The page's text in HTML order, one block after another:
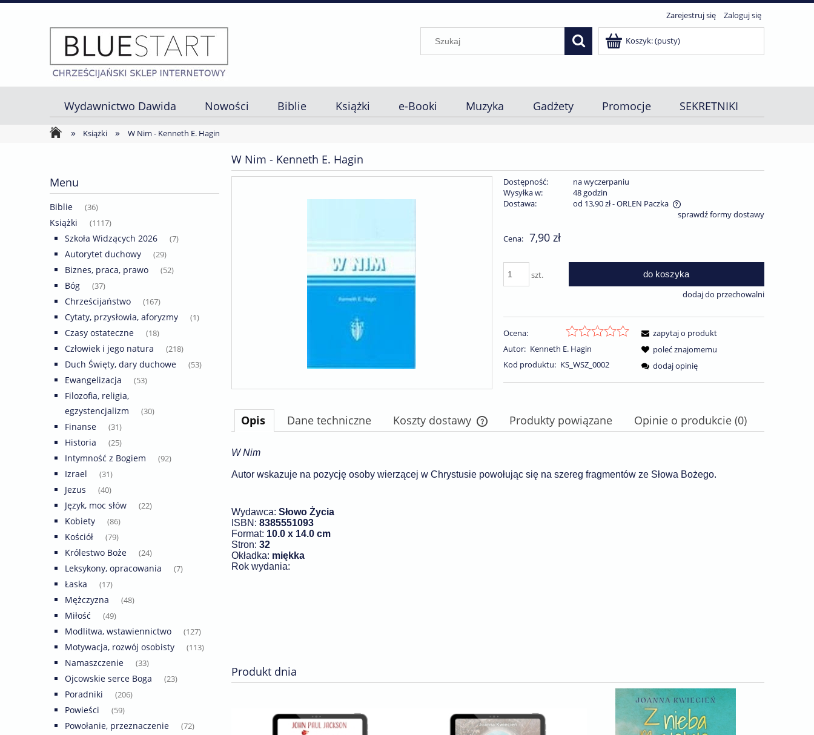
Zarejestruj się Zaloguj się
Koszyk:(pusty)
Wydawnictwo Dawida Nowości Biblie Książki e-Booki Muzyka Gadżety Promocje
SEKRETNIKI
Strona główna
» Książki » W Nim - Kenneth E. Hagin
Menu
Biblie (36)
Książki (1117)
Szkoła Widzących 2026 (7)
Autorytet duchowy (29)
Biznes, praca, prawo (52)
Bóg (37)
Chrześcijaństwo (167)
Cytaty, przysłowia, aforyzmy (1)
Czasy ostateczne (18)
Człowiek i jego natura (218)
Duch Święty, dary duchowe (53)
Ewangelizacja (53)
Filozofia, religia,
egzystencjalizm
(30)
Finanse (31)
Historia (25)
Intymność z Bogiem (92)
Izrael (31)
Jezus (40)
Język, moc słów (22)
Kobiety (86)
Kościół (79)
Królestwo Boże (24)
Leksykony, opracowania (7)
Łaska (17)
Mężczyzna (48)
Miłość (49)
Modlitwa, wstawiennictwo (127)
Motywacja, rozwój osobisty (113)
Namaszczenie (33)
Ojcowskie serce Boga (23)
Poradniki (206)
Powieści (59)
Powołanie, przeznaczenie (72)
W Nim - Kenneth E. Hagin
Dostępność:
na wyczerpaniu
Wysyłka w:
48 godzin
Dostawa:
od 13,90 zł- ORLEN Paczka
płatności
sprawdź formy dostawy
Cena: 7,90 zł
szt. do koszyka
dodaj do przechowalni
Ocena:
Autor: Kenneth E. Hagin
Kod produktu: KS_WSZ_0002
zapytaj o produkt
poleć znajomemu
dodaj opinię
Opis Dane techniczne Koszty dostawy Produkty powiązane Opinie o produkcie (0)
W Nim
Autor wskazuje na pozycję osoby wierzącej w Chrystusie powołując się na szereg fragmentów ze Słowa Bożego.
Wydawca: Słowo Życia
ISBN: 8385551093
Format: 10.0 x 14.0 cm
Stron: 32
Okładka: miękka
Rok wydania:
Produkt dnia